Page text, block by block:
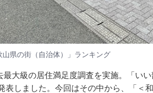
県の街（自治体）」ランキング
最大級の居住満足度調査を実施。「い
表しました。今回はその中から、「＜